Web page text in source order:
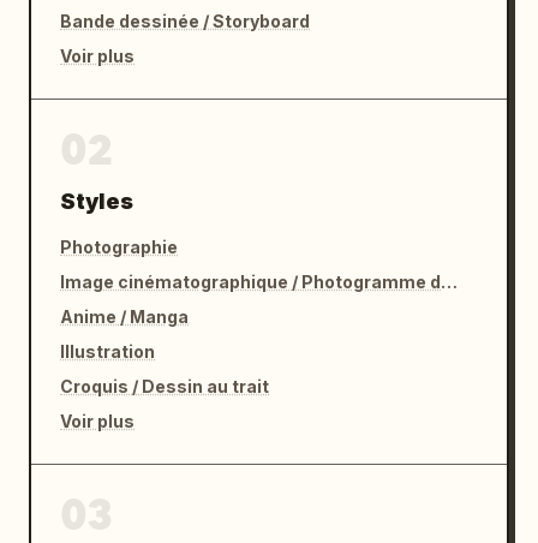
Bande dessinée / Storyboard
Voir plus
Styles
Photographie
Image cinématographique / Photogramme de film
Anime / Manga
Illustration
Croquis / Dessin au trait
Voir plus